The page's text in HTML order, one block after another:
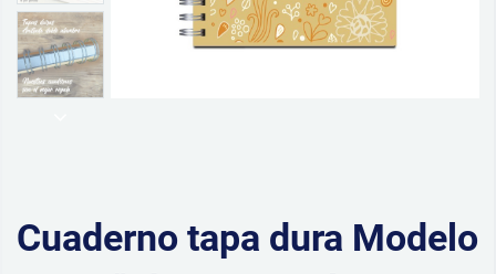
Cuaderno tapa dura Modelo